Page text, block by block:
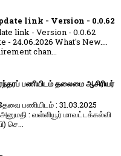
link - Version - 0.0.62
link - Version - 0.0.62
- 24.06.2026 What's New....
chan...
பணியிடம் தலைமை ஆசிரியர்
பணியிடம் : 31.03.2025
அனுமதி : வள்ளியூர் மாவட்டக்கல்வி
செ...